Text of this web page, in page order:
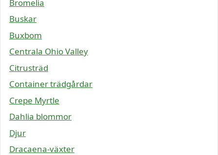
Bromelia
Buskar
Buxbom
Centrala Ohio Valley
Citrusträd
Container trädgårdar
Crepe Myrtle
Dahlia blommor
Djur
Dracaena-växter